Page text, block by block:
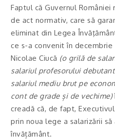
Faptul că Guvernul
de act normativ, care să
eliminat din Legea
ce s-a convenit în
Nicolae Ciucă (o grilă de
salariul profesorului
salariul mediu brut pe
cont de grade și de vechime)
creadă că, de fapt,
prin noua lege a salarizării
învățământ.